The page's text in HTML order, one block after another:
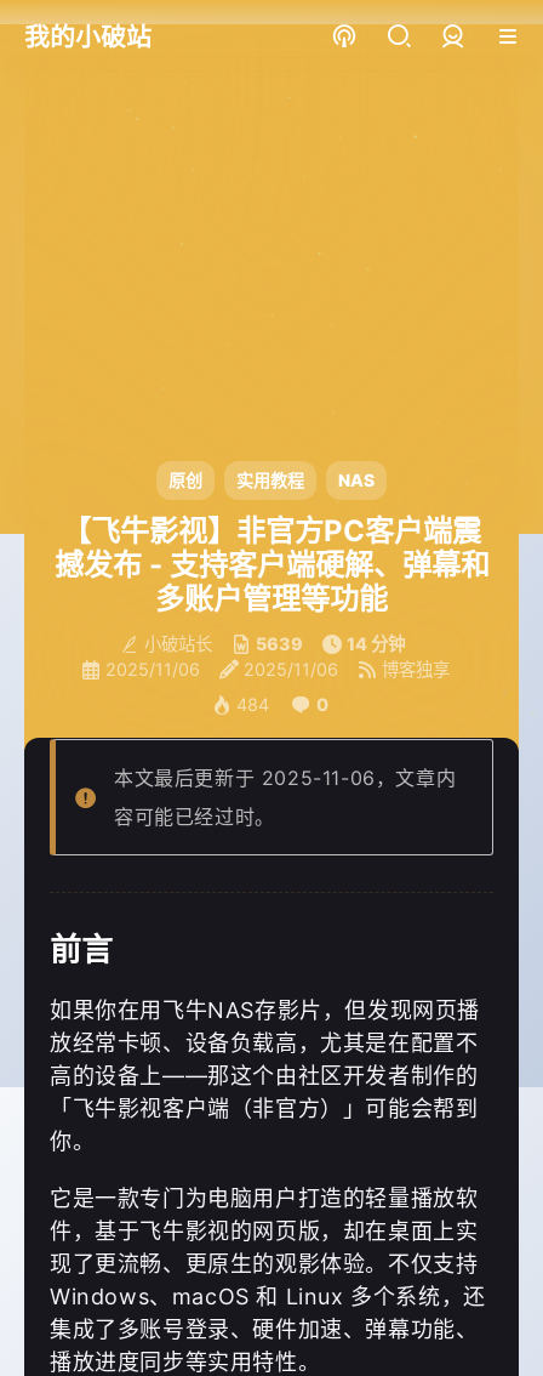
我的小破站
原创 实用教程 NAS
【飞牛影视】非官方PC客户端震
撼发布 - 支持客户端硬解、弹幕和
多账户管理等功能
小破站长 5639
14 分钟
2025/11/06
2025/11/06
博客独享
484
0
本文最后更新于 2025-11-06，文章内
容可能已经过时。
前言
如果你在用飞牛NAS存影片，但发现网页播
放经常卡顿、设备负载高，尤其是在配置不
高的设备上——那这个由社区开发者制作的
「飞牛影视客户端（非官方）」可能会帮到
你。
它是一款专门为电脑用户打造的轻量播放软
件，基于飞牛影视的网页版，却在桌面上实
现了更流畅、更原生的观影体验。不仅支持
Windows、macOS 和 Linux 多个系统，还
集成了多账号登录、硬件加速、弹幕功能、
播放进度同步等实用特性。